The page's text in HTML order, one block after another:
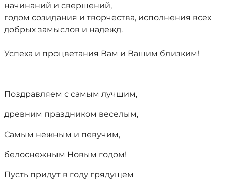
начинаний и свершений,
годом созидания и творчества, исполнения всех
добрых замыслов и надежд.
Успеха и процветания Вам и Вашим близким!
Поздравляем с самым лучшим,
древним праздником веселым,
Самым нежным и певучим,
белоснежным Новым годом!
Пусть придут в году грядущем